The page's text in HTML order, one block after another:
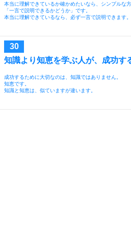
本当に理解できているか確かめたいなら、シンプルな方
「一言で説明できるかどうか」です。
本当に理解できているなら、必ず一言で説明できます。
知識より知恵を学ぶ人が、成功す
成功するために大切なのは、知識ではありません。
知恵です。
知識と知恵は、似ていますが違います。